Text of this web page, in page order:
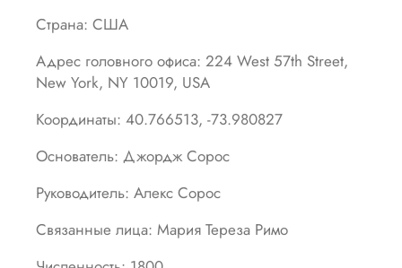
Страна: США
Адрес головного офиса: 224 West 57th Street,
New York, NY 10019, USA
Координаты: 40.766513, -73.980827
Основатель: Джордж Сорос
Руководитель: Алекс Сорос
Связанные лица: Мария Тереза Римо